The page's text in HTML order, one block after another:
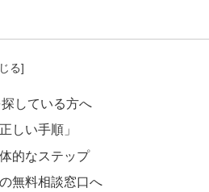
している方へ
しい手順」
的なステップ
無料相談窓口へ